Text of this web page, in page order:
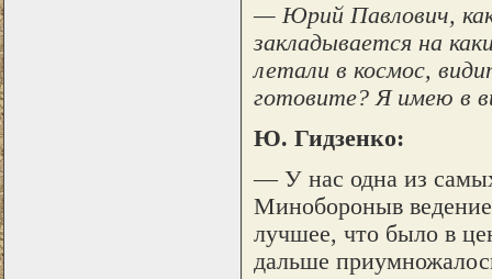
— Юрий Павлович,
закладывается на
летали в космос,
готовите? Я имею в
Ю. Гидзенко:
— У нас одна из
Минобороныв
лучшее, что было в
дальше